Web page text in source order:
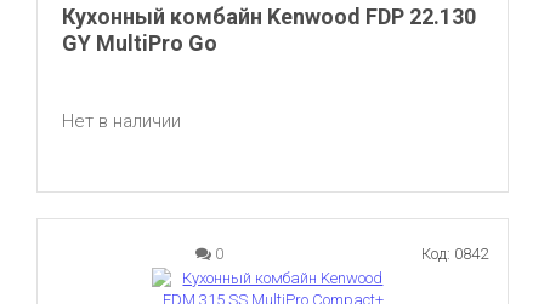
Кухонный комбайн Kenwood FDP 22.130
GY MultiPro Go
Нет в наличии
0 Код: 0842